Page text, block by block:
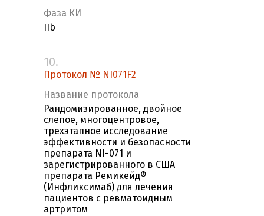
Фаза КИ
IIb
10.
Протокол № NI071F2
Название протокола
Рандомизированное, двойное
слепое, многоцентровое,
трехэтапное исследование
эффективности и безопасности
препарата NI-071 и
зарегистрированного в США
препарата Ремикейд®
(Инфликсимаб) для лечения
пациентов с ревматоидным
артритом